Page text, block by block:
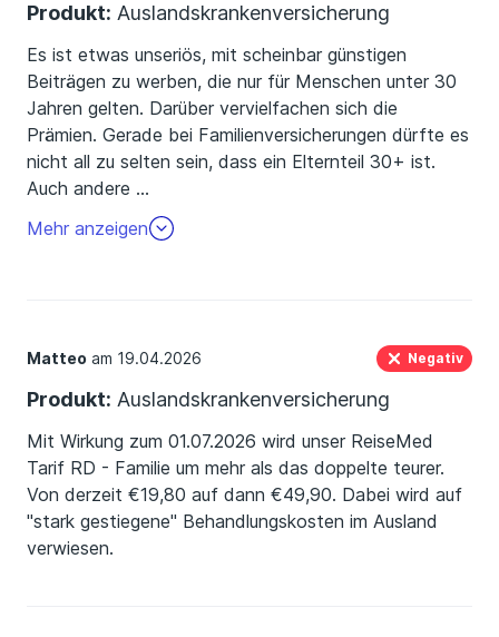
Produkt: Auslandskrankenversicherung
Es ist etwas unseriös, mit scheinbar günstigen
Beiträgen zu werben, die nur für Menschen unter 30
Jahren gelten. Darüber vervielfachen sich die
Prämien. Gerade bei Familienversicherungen dürfte es
nicht all zu selten sein, dass ein Elternteil 30+ ist.
Auch andere …
Anbieter haben auf Grund des Kostendrucks
verständlicherweise ihre Tarife erhöhen, aber um mehr
Mehr anzeigen
Matteo am 19.04.2026 Negativ
Produkt: Auslandskrankenversicherung
Mit Wirkung zum 01.07.2026 wird unser ReiseMed
Tarif RD - Familie um mehr als das doppelte teurer.
Von derzeit €19,80 auf dann €49,90. Dabei wird auf
"stark gestiegene" Behandlungskosten im Ausland
verwiesen.